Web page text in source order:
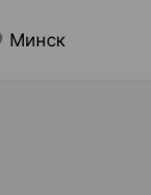
Минск